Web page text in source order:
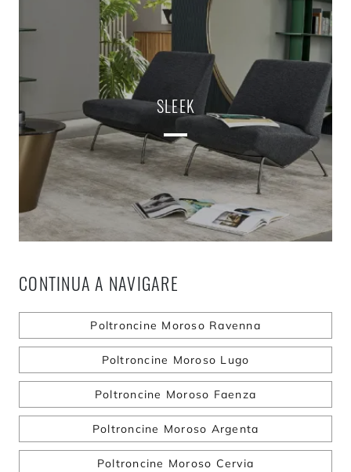
SLEEK
CONTINUA A NAVIGARE
Poltroncine Moroso Ravenna
Poltroncine Moroso Lugo
Poltroncine Moroso Faenza
Poltroncine Moroso Argenta
Poltroncine Moroso Cervia